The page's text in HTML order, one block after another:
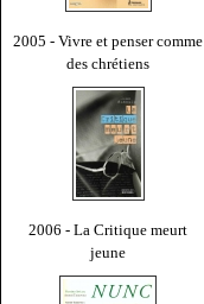
2005 - Vivre et penser comme
des chrétiens
2006 - La Critique meurt
jeune